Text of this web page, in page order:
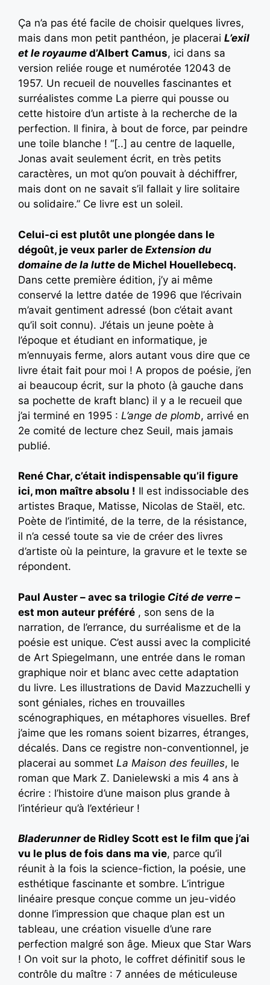
Ça n’a pas été facile de choisir quelques livres,
mais dans mon petit panthéon, je placerai L’exil
et le royaume d’Albert Camus, ici dans sa
version reliée rouge et numérotée 12043 de
1957. Un recueil de nouvelles fascinantes et
surréalistes comme La pierre qui pousse ou
cette histoire d’un artiste à la recherche de la
perfection. Il finira, à bout de force, par peindre
une toile blanche ! “[..] au centre de laquelle,
Jonas avait seulement écrit, en très petits
caractères, un mot qu’on pouvait à déchiffrer,
mais dont on ne savait s’il fallait y lire solitaire
ou solidaire.” Ce livre est un soleil.
Celui-ci est plutôt une plongée dans le
dégoût, je veux parler de Extension du
domaine de la lutte de Michel Houellebecq.
Dans cette première édition, j’y ai même
conservé la lettre datée de 1996 que l’écrivain
m’avait gentiment adressé (bon c’était avant
qu’il soit connu). J’étais un jeune poète à
l’époque et étudiant en informatique, je
m’ennuyais ferme, alors autant vous dire que ce
livre était fait pour moi ! A propos de poésie, j’en
ai beaucoup écrit, sur la photo (à gauche dans
sa pochette de kraft blanc) il y a le recueil que
j’ai terminé en 1995 : L’ange de plomb, arrivé en
2e comité de lecture chez Seuil, mais jamais
publié.
René Char, c’était indispensable qu’il figure
ici, mon maître absolu ! Il est indissociable des
artistes Braque, Matisse, Nicolas de Staël, etc.
Poète de l’intimité, de la terre, de la résistance,
il n’a cessé toute sa vie de créer des livres
d’artiste où la peinture, la gravure et le texte se
répondent.
Paul Auster – avec sa trilogie Cité de verre –
est mon auteur préféré , son sens de la
narration, de l’errance, du surréalisme et de la
poésie est unique. C’est aussi avec la complicité
de Art Spiegelmann, une entrée dans le roman
graphique noir et blanc avec cette adaptation
du livre. Les illustrations de David Mazzuchelli y
sont géniales, riches en trouvailles
scénographiques, en métaphores visuelles. Bref
j’aime que les romans soient bizarres, étranges,
décalés. Dans ce registre non-conventionnel, je
placerai au sommet La Maison des feuilles, le
roman que Mark Z. Danielewski a mis 4 ans à
écrire : l’histoire d’une maison plus grande à
l’intérieur qu’à l’extérieur !
Bladerunnerde Ridley Scott est le film que j’ai
vu le plus de fois dans ma vie, parce qu’il
réunit à la fois la science-fiction, la poésie, une
esthétique fascinante et sombre. L’intrigue
linéaire presque conçue comme un jeu-vidéo
donne l’impression que chaque plan est un
tableau, une création visuelle d’une rare
perfection malgré son âge. Mieux que Star Wars
! On voit sur la photo, le coffret définitif sous le
contrôle du maître : 7 années de méticuleuse